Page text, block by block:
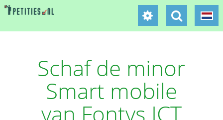
Schaf de minor
Smart mobile
van Fontys ICT